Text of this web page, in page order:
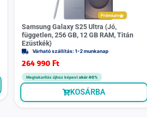
Prémium
Samsung Galaxy S25 Ultra (Jó,
független, 256 GB, 12 GB RAM, Titán
Ezüstkék)
Várható szállítás: 1-2 munkanap
264 990 Ft
Megtakarítás újhoz képest akár 40%
KOSÁRBA